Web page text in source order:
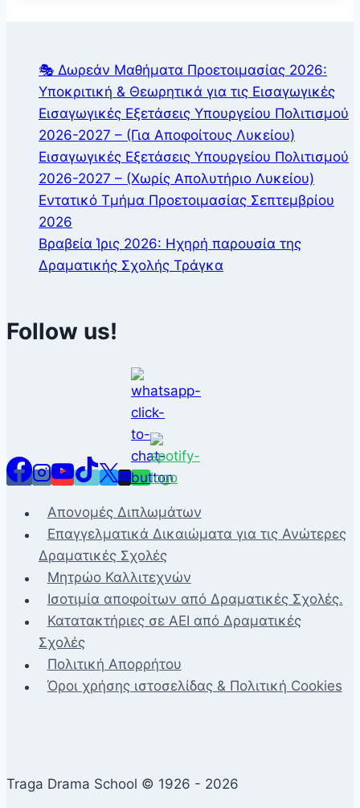
🎭 Δωρεάν Μαθήματα Προετοιμασίας 2026:
Υποκριτική & Θεωρητικά για τις Εισαγωγικές
Εισαγωγικές Εξετάσεις Υπουργείου Πολιτισμού
2026-2027 – (Για Αποφοίτους Λυκείου)
Εισαγωγικές Εξετάσεις Υπουργείου Πολιτισμού
2026-2027 – (Χωρίς Απολυτήριο Λυκείου)
Εντατικό Τμήμα Προετοιμασίας Σεπτεμβρίου
2026
Βραβεία Ίρις 2026: Ηχηρή παρουσία της
Δραματικής Σχολής Τράγκα
Follow us!
Απονομές Διπλωμάτων
Επαγγελματικά Δικαιώματα για τις Ανώτερες
Δραματικές Σχολές
Μητρώο Καλλιτεχνών
Ισοτιμία αποφοίτων από Δραματικές Σχολές.
Κατατακτήριες σε ΑΕΙ από Δραματικές
Σχολές
Πολιτική Απορρήτου
Όροι χρήσης ιστοσελίδας & Πολιτική Cookies
Traga Drama School © 1926 - 2026